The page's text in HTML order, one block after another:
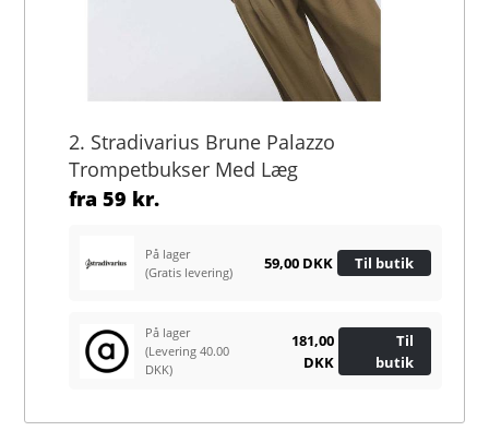
2. Stradivarius Brune Palazzo
Trompetbukser Med Læg
fra59 kr.
På lager
(Gratis levering)
59,00 DKK Til butik
På lager
(Levering 40.00
DKK)
181,00
DKK
Til
butik